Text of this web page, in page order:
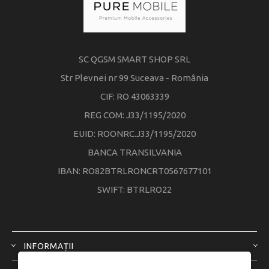
SC QGSM SMART SHOP SRL
Str Plevnei nr 99 Suceava - România
CIF: RO 43063339
REG COM: J33/1195/2020
EUID: ROONRC.J33/1195/2020
BANCA TRANSILVANIA
IBAN: RO82BTRLRONCRT0567677101
SWIFT: BTRLRO22
INFORMAȚII